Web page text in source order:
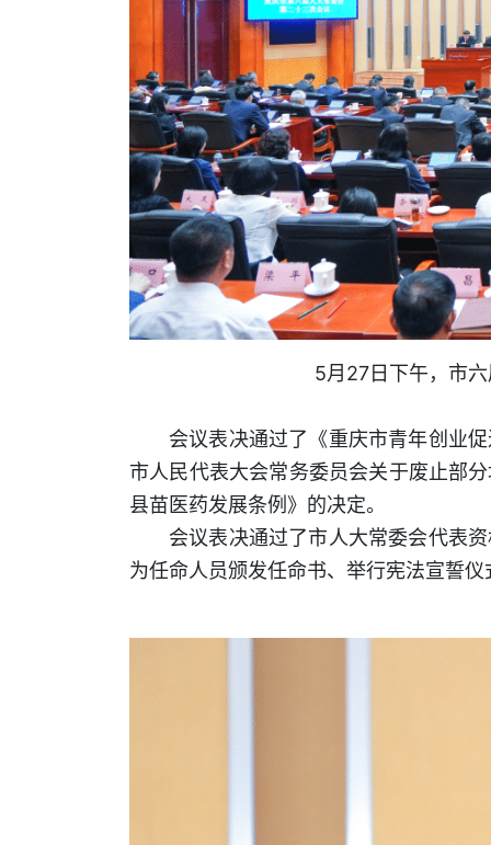
5月27日下午，市
会议表决通过了《重庆市青年创业
市人民代表大会常务委员会关于废止部
县苗医药发展条例》的决定。
会议表决通过了市人大常委会代表
为任命人员颁发任命书、举行宪法宣誓仪